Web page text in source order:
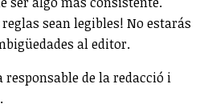
sean legibles! No estarás
al editor.
responsable de la redacció i